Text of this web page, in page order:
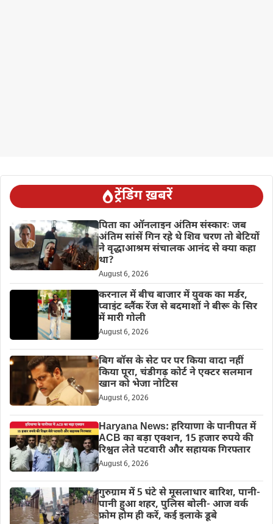
ट्रेंडिंग ख़बरें
पिता का ऑनलाइन अंतिम संस्कारः जब
अंतिम सांसें गिन रहे थे शिव चरण तो बेटियों
ने वृद्धाआश्रम संचालक आनंद से क्या कहा
था?
August 6, 2026
करनाल में बीच बाजार में युवक का मर्डर,
प्वाइंट ब्लैंक रेंज से बदमाशों ने बीरू के सिर
में मारी गोली
August 6, 2026
बिग बॉस के सेट पर पर किया वादा नहीं
किया पूरा, चंडीगढ़ कोर्ट ने एक्टर सलमान
खान को भेजा नोटिस
August 6, 2026
Haryana News: हरियाणा के पानीपत में
ACB का बड़ा एक्शन, 15 हजार रुपये की
रिश्वत लेते पटवारी और सहायक गिरफ्तार
August 6, 2026
गुरुग्राम में 5 घंटे से मूसलाधार बारिश, पानी-
पानी हुआ शहर, पुलिस बोली- आज वर्क
फ्रोम होम ही करें, कई इलाके डूबे